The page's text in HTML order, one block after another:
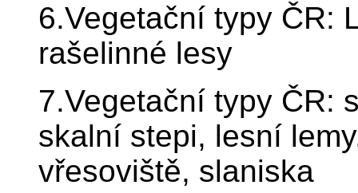
6.Vegetační typy ČR:
rašelinné lesy
7.Vegetační typy ČR:
skalní stepi, lesní
vřesoviště, slaniska